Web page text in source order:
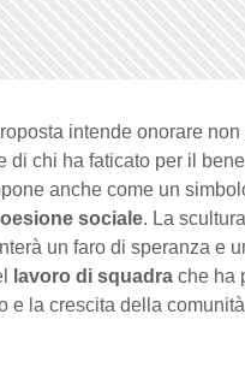
intende onorare non
di chi ha faticato per il
anche come un
sociale. La
un faro di speranza e
lavoro di squadra che ha
e la crescita della